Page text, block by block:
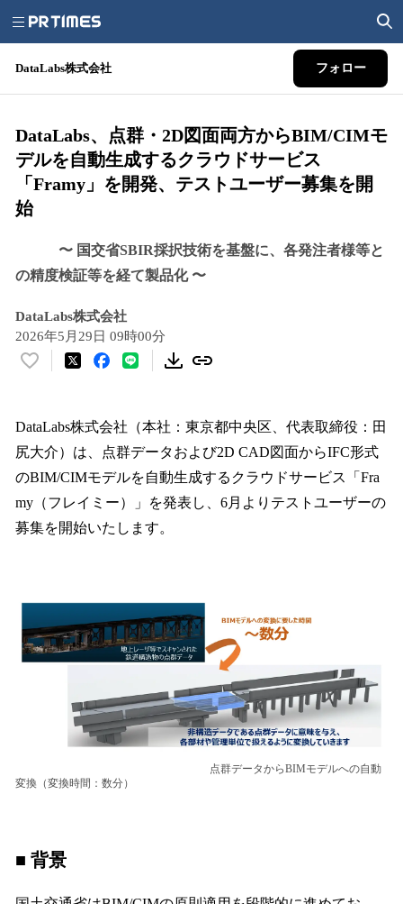
DataLabs株式会社 フォロー
DataLabs、点群・2D図面両方からBIM/CIMモ
デルを自動生成するクラウドサービス
「Framy」を開発、テストユーザー募集を開
始
〜 国交省SBIR採択技術を基盤に、各発注者様等と
の精度検証等を経て製品化 〜
DataLabs株式会社
2026年5月29日 09時00分
い
！
数
を
読
み
込
み
DataLabs株式会社（本社：東京都中央区、代表取締役：田
尻大介）は、点群データおよび2D CAD図面からIFC形式
のBIM/CIMモデルを自動生成するクラウドサービス「Fra
my（フレイミー）」を発表し、6月よりテストユーザーの
募集を開始いたします。
点群データからBIMモデルへの自動
変換（変換時間：数分）
■ 背景